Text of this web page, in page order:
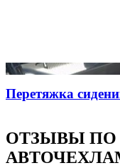
Перетяжка
ОТЗЫВЫ